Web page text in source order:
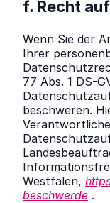
f. Recht
Wenn Sie der
Ihrer
77 Abs. 1 DS-
beschweren.
Westfalen,
beschwerde .